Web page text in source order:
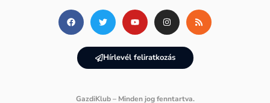
Hírlevél feliratkozás
GazdiKlub – Minden jog fenntartva.